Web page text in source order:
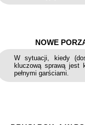
NOWE
W sytuacji, kiedy
kluczową sprawą jest
pełnymi garściami.